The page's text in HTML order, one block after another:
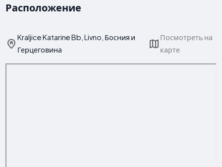
Расположение
Kraljice Katarine Bb, Livno, Босния и
Герцеговина
Посмотреть на
карте